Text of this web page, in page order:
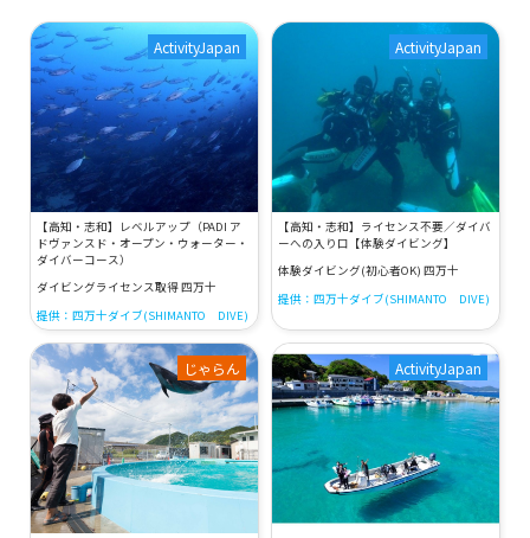
【高知・志和】レベルアップ（PADI ア
ドヴァンスド・オープン・ウォーター・
ダイバーコース）
ダイビングライセンス取得 四万十
提供：四万十ダイブ(SHIMANTO DIVE)
ActivityJapan
【高知・志和】ライセンス不要／ダイバ
ーへの入り口【体験ダイビング】
体験ダイビング(初心者OK) 四万十
提供：四万十ダイブ(SHIMANTO DIVE)
ActivityJapan
じゃらん ActivityJapan